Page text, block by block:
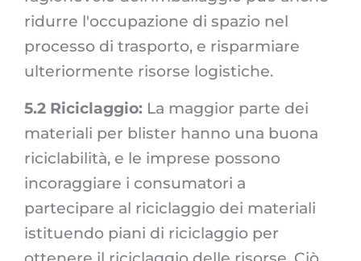
ridurre l'occupazione di spazio nel
processo di trasporto, e risparmiare
ulteriormente risorse logistiche.
5.2 Riciclaggio: La maggior parte dei
materiali per blister hanno una buona
riciclabilità, e le imprese possono
incoraggiare i consumatori a
partecipare al riciclaggio dei materiali
istituendo piani di riciclaggio per